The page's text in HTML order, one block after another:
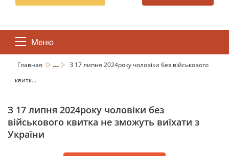
Меню
Главная ...
З 17 липня 2024року чоловіки без військового
квитк...
З 17 липня 2024року чоловіки без
військового квитка не зможуть виїхати з
України